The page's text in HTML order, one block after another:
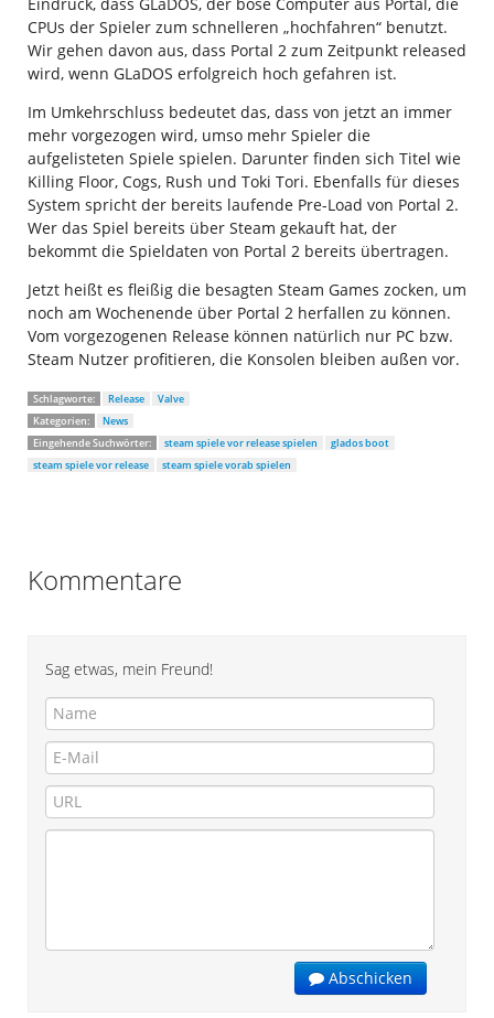
CPUs der Spieler zum schnelleren „hochfahren“ benutzt.
Wir gehen davon aus, dass Portal 2 zum Zeitpunkt released
wird, wenn GLaDOS erfolgreich hoch gefahren ist.
Im Umkehrschluss bedeutet das, dass von jetzt an immer
mehr vorgezogen wird, umso mehr Spieler die
aufgelisteten Spiele spielen. Darunter finden sich Titel wie
Killing Floor, Cogs, Rush und Toki Tori. Ebenfalls für dieses
System spricht der bereits laufende Pre-Load von Portal 2.
Wer das Spiel bereits über Steam gekauft hat, der
bekommt die Spieldaten von Portal 2 bereits übertragen.
Jetzt heißt es fleißig die besagten Steam Games zocken, um
noch am Wochenende über Portal 2 herfallen zu können.
Vom vorgezogenen Release können natürlich nur PC bzw.
Steam Nutzer profitieren, die Konsolen bleiben außen vor.
Schlagworte: Release
Valve
Kategorien:
News
Eingehende Suchwörter:
steam spiele vor release spielen
glados boot
steam spiele vor release
steam spiele vorab spielen
Kommentare
Sag etwas, mein Freund!
Abschicken